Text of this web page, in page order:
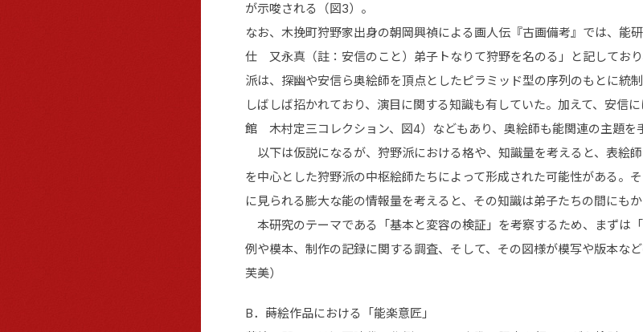
が示唆される（図3）。
なお、木挽町狩野家出身の朝岡興禎による画人伝『古画備考』では、能
仕 又永真（註：安信のこと）弟子トなりて狩野を名のる」と記してお
派は、探幽や安信ら奥絵師を頂点としたピラミッド型の序列のもとに統
しばしば招かれており、演目に関する知識も有していた。加えて、安信
館 木村定三コレクション、図4）などもあり、奥絵師も能関連の主題を
以下は仮説になるが、狩野派における格や、知識量を考えると、表絵
を中心とした狩野派の中枢絵師たちによって形成された可能性がある。
に見られる膨大な能の情報量を考えると、その知識は弟子たちの間にも
本研究のテーマである「基本と変容の検証」を考察するため、まずは
例や模本、制作の記録に関する調査、そして、その図様が模写や版本な
芙美）
B．蒔絵作品における「能楽意匠」